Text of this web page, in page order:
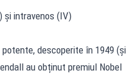
și intravenos (IV)
descoperite în 1949 (și
au obținut premiul Nobel